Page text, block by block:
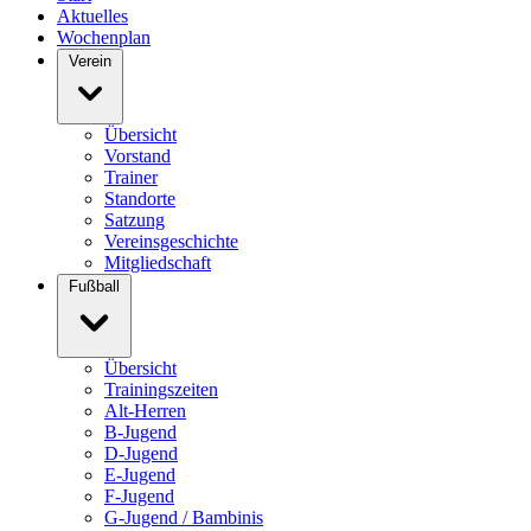
Aktuelles
Wochenplan
Verein
Übersicht
Vorstand
Trainer
Standorte
Satzung
Vereinsgeschichte
Mitgliedschaft
Fußball
Übersicht
Trainingszeiten
Alt-Herren
B-Jugend
D-Jugend
E-Jugend
F-Jugend
G-Jugend / Bambinis